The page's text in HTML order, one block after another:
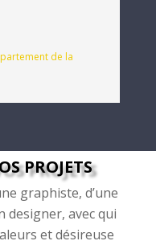
de la
PROJETS
graphiste, d’une
designer, avec qui
et désireuse